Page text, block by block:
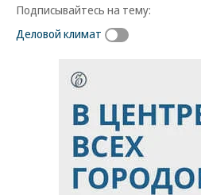
Подписывайтесь на тему:
Деловой климат